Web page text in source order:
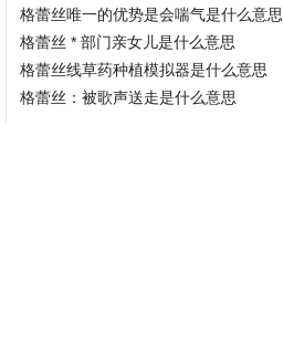
格蕾丝唯一的优势是会喘气是什么意思
格蕾丝 * 部门亲女儿是什么意思
格蕾丝线草药种植模拟器是什么意思
格蕾丝：被歌声送走是什么意思